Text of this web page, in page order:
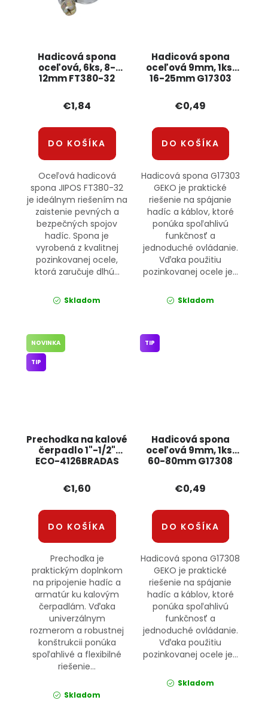
Hadicová spona
oceľová, 6ks, 8-
12mm FT380-32
€1,84
DO KOŠÍKA
Oceľová hadicová
spona JIPOS FT380-32
je ideálnym riešením na
zaistenie pevných a
bezpečných spojov
hadíc. Spona je
vyrobená z kvalitnej
pozinkovanej ocele,
ktorá zaručuje dlhú...
Skladom
Hadicová spona
oceľová 9mm, 1ks,
16-25mm G17303
€0,49
DO KOŠÍKA
Hadicová spona G17303
GEKO je praktické
riešenie na spájanie
hadíc a káblov, ktoré
ponúka spoľahlivú
funkčnosť a
jednoduché ovládanie.
Vďaka použitiu
pozinkovanej ocele je...
Skladom
Prechodka na kalové
čerpadlo 1"-1/2"
ECO-4126BRADAS
NOVINKA
TIP
€1,60
DO KOŠÍKA
Prechodka je
praktickým doplnkom
na pripojenie hadíc a
armatúr ku kalovým
čerpadlám. Vďaka
univerzálnym
rozmerom a robustnej
konštrukcii ponúka
spoľahlivé a flexibilné
riešenie...
Skladom
Hadicová spona
oceľová 9mm, 1ks,
60-80mm G17308
TIP
€0,49
DO KOŠÍKA
Hadicová spona G17308
GEKO je praktické
riešenie na spájanie
hadíc a káblov, ktoré
ponúka spoľahlivú
funkčnosť a
jednoduché ovládanie.
Vďaka použitiu
pozinkovanej ocele je...
Skladom